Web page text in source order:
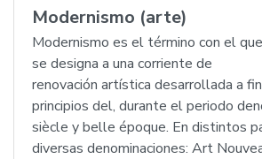
Modernismo (arte)
Modernismo es el término con el que
se designa a una corriente de
renovación artística desarrollada a
principios del, durante el periodo
siècle y belle époque. En distintos
diversas denominaciones: Art